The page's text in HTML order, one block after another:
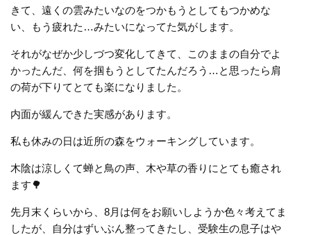
きて、遠くの雲みたいなのをつかもうとしてもつかめな
い、もう疲れた…みたいになってた気がします。
それがなぜか少しづつ変化してきて、このままの自分でよ
かったんだ、何を掴もうとしてたんだろう…と思ったら肩
の荷が下りてとても楽になりました。
内面が緩んできた実感があります。
私も休みの日は近所の森をウォーキングしています。
木陰は涼しくて蝉と鳥の声、木や草の香りにとても癒され
ます🌳
先月末くらいから、8月は何をお願いしようか色々考えてま
したが、自分はずいぶん整ってきたし、受験生の息子はや